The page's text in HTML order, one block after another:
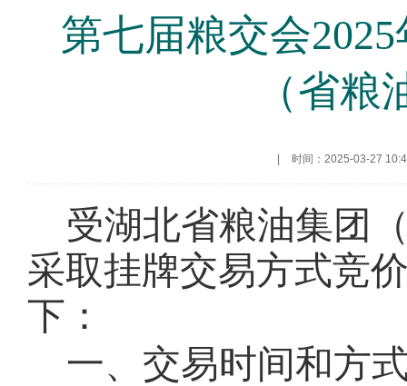
第七届粮交会
（省
时间：2025-03-27
受湖北省粮油集团
采取挂牌交易方式竞
下：
一、交易时间和方